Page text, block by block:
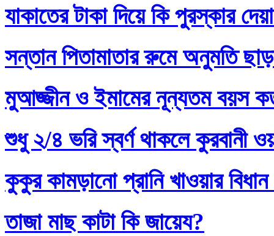
যাকাতের টাকা দিয়ে কি পুরস্কার
সন্তান পিতামাতার রুমে অনুমতি
মুআজ্জীন ও ইমামের নূন্যতম বয়স
শুধু ২/৪ ভরি স্বর্ণ থাকলে কুরবানী
কুকুর কামড়ানো প্রানি খাওয়ার
তাজা মাছ কাটা কি জায়েয?